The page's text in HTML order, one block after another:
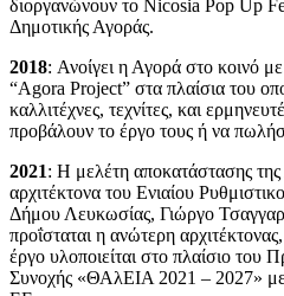
διοργανώνουν το Nicosia Pop Up
Δημοτικής Αγοράς.
2018: Ανοίγει η Αγορά στο κοινό
“Agora Project” στα πλαίσια του
καλλιτέχνες, τεχνίτες, και
προβάλουν το έργο τους ή να
2021: Η μελέτη αποκατάστασης
αρχιτέκτονα του Ενιαίου
Δήμου Λευκωσίας, Γιώργο
προΐσταται η ανώτερη
έργο υλοποιείται στο πλαίσιο του
Συνοχής «ΘΑλΕΙΑ 2021 – 2027»